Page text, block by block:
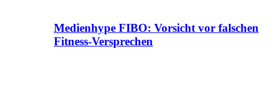
Medienhype FIBO: Vorsicht vor falschen
Fitness-Versprechen